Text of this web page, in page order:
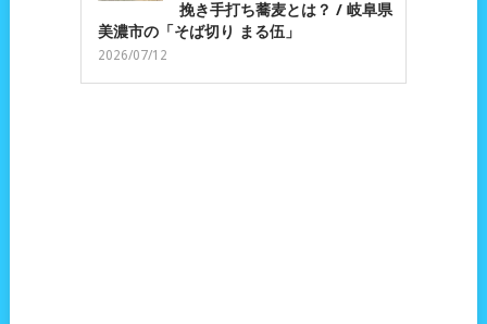
挽き手打ち蕎麦とは？ / 岐阜県
美濃市の「そば切り まる伍」
2026/07/12